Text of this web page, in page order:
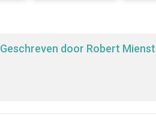
Geschreven door Robert